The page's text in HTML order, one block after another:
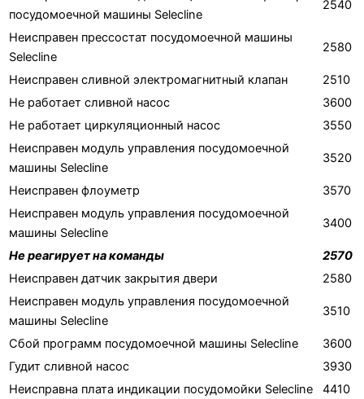
посудомоечной машины Selecline
2540
Неисправен прессостат посудомоечной машины
Selecline
2580
Неисправен сливной электромагнитный клапан
2510
Не работает сливной насос
3600
Не работает циркуляционный насос
3550
Неисправен модуль управления посудомоечной
машины Selecline
3520
Неисправен флоуметр
3570
Неисправен модуль управления посудомоечной
машины Selecline
3400
Не реагирует на команды
2570
Неисправен датчик закрытия двери
2580
Неисправен модуль управления посудомоечной
машины Selecline
3510
Сбой программ посудомоечной машины Selecline
3600
Гудит сливной насос
3930
Неисправна плата индикации посудомойки Selecline
4410